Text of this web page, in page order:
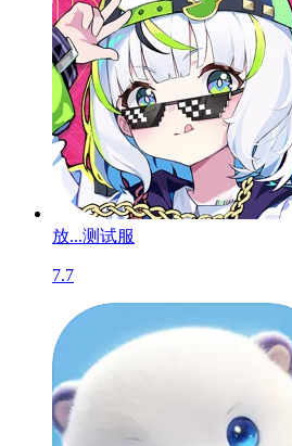
放...测试服
7.7